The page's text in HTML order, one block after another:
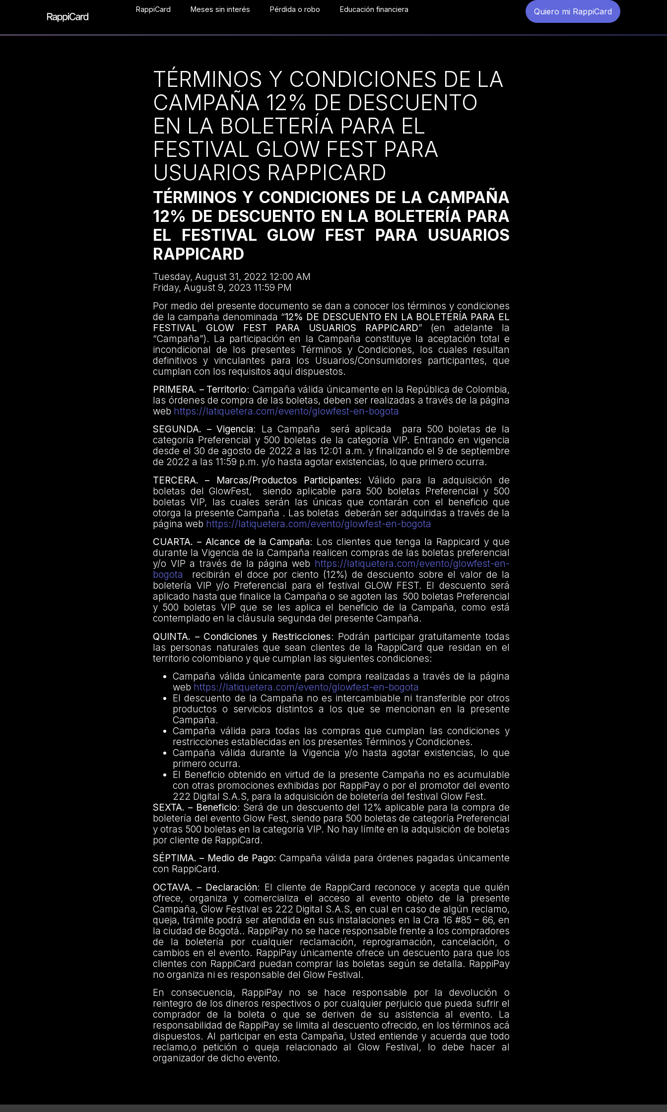
RappiCard Meses sin interés Pérdida o robo Educación financiera Quiero mi RappiCard
TÉRMINOS Y CONDICIONES DE LA
CAMPAÑA 12% DE DESCUENTO
EN LA BOLETERÍA PARA EL
FESTIVAL GLOW FEST PARA
USUARIOS RAPPICARD
TÉRMINOS Y CONDICIONES DE LA CAMPAÑA
12% DE DESCUENTO EN LA BOLETERÍA PARA
EL FESTIVAL GLOW FEST PARA USUARIOS
RAPPICARD
Tuesday, August 31, 2022 12:00 AM
Friday, August 9, 2023 11:59 PM
Por medio del presente documento se dan a conocer los términos y condiciones
de la campaña denominada “12% DE DESCUENTO EN LA BOLETERÍA PARA EL
FESTIVAL GLOW FEST PARA USUARIOS RAPPICARD” (en adelante la
“Campaña”). La participación en la Campaña constituye la aceptación total e
incondicional de los presentes Términos y Condiciones, los cuales resultan
definitivos y vinculantes para los Usuarios/Consumidores participantes, que
cumplan con los requisitos aquí dispuestos.
PRIMERA. – Territorio: Campaña válida únicamente en la República de Colombia,
las órdenes de compra de las boletas, deben ser realizadas a través de la página
web https://latiquetera.com/evento/glowfest-en-bogota
SEGUNDA. – Vigencia: La Campaña será aplicada para 500 boletas de la
categoría Preferencial y 500 boletas de la categoría VIP. Entrando en vigencia
desde el 30 de agosto de 2022 a las 12:01 a.m. y finalizando el 9 de septiembre
de 2022 a las 11:59 p.m. y/o hasta agotar existencias, lo que primero ocurra.
TERCERA. – Marcas/Productos Participantes: Válido para la adquisición de
boletas del GlowFest, siendo aplicable para 500 boletas Preferencial y 500
boletas VIP, las cuales serán las únicas que contarán con el beneficio que
otorga la presente Campaña . Las boletas deberán ser adquiridas a través de la
página web https://latiquetera.com/evento/glowfest-en-bogota
CUARTA. – Alcance de la Campaña: Los clientes que tenga la Rappicard y que
durante la Vigencia de la Campaña realicen compras de las boletas preferencial
y/o VIP a través de la página web https://latiquetera.com/evento/glowfest-en-
bogota recibirán el doce por ciento (12%) de descuento sobre el valor de la
boletería VIP y/o Preferencial para el festival GLOW FEST. El descuento será
aplicado hasta que finalice la Campaña o se agoten las 500 boletas Preferencial
y 500 boletas VIP que se les aplica el beneficio de la Campaña, como está
contemplado en la cláusula segunda del presente Campaña.
QUINTA. – Condiciones y Restricciones: Podrán participar gratuitamente todas
las personas naturales que sean clientes de la RappiCard que residan en el
territorio colombiano y que cumplan las siguientes condiciones:
Campaña válida únicamente para compra realizadas a través de la página
web https://latiquetera.com/evento/glowfest-en-bogota
El descuento de la Campaña no es intercambiable ni transferible por otros
productos o servicios distintos a los que se mencionan en la presente
Campaña.
Campaña válida para todas las compras que cumplan las condiciones y
restricciones establecidas en los presentes Términos y Condiciones.
Campaña válida durante la Vigencia y/o hasta agotar existencias, lo que
primero ocurra.
El Beneficio obtenido en virtud de la presente Campaña no es acumulable
con otras promociones exhibidas por RappiPay o por el promotor del evento
222 Digital S.A.S, para la adquisición de boletería del festival Glow Fest.
SEXTA. – Beneficio: Será de un descuento del 12% aplicable para la compra de
boletería del evento Glow Fest, siendo para 500 boletas de categoría Preferencial
y otras 500 boletas en la categoría VIP. No hay límite en la adquisición de boletas
por cliente de RappiCard.
SÉPTIMA. – Medio de Pago:Campaña válida para órdenes pagadas únicamente
con RappiCard.
OCTAVA. – Declaración: El cliente de RappiCard reconoce y acepta que quién
ofrece, organiza y comercializa el acceso al evento objeto de la presente
Campaña, Glow Festival es 222 Digital S.A.S, en cual en caso de algún reclamo,
queja, trámite podrá ser atendida en sus instalaciones en la Cra 16 #85 – 66, en
la ciudad de Bogotá.. RappiPay no se hace responsable frente a los compradores
de la boletería por cualquier reclamación, reprogramación, cancelación, o
cambios en el evento. RappiPay únicamente ofrece un descuento para que los
clientes con RappiCard puedan comprar las boletas según se detalla. RappiPay
no organiza ni es responsable del Glow Festival.
En consecuencia, RappiPay no se hace responsable por la devolución o
reintegro de los dineros respectivos o por cualquier perjuicio que pueda sufrir el
comprador de la boleta o que se deriven de su asistencia al evento. La
responsabilidad de RappiPay se limita al descuento ofrecido, en los términos acá
dispuestos. Al participar en esta Campaña, Usted entiende y acuerda que todo
reclamo,o petición o queja relacionado al Glow Festival, lo debe hacer al
organizador de dicho evento.